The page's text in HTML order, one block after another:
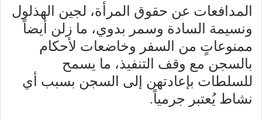
المدافعات عن حقوق المرأة، لجين الهذلول
ونسيمة السادة وسمر بدوي، ما زلن أيضاً
ممنوعاتٍ من السفر وخاضعات لأحكام
بالسجن مع وقف التنفيذ، ما يسمح
للسلطات بإعادتهن إلى السجن بسبب أي
نشاط يُعتبر جرمياً.